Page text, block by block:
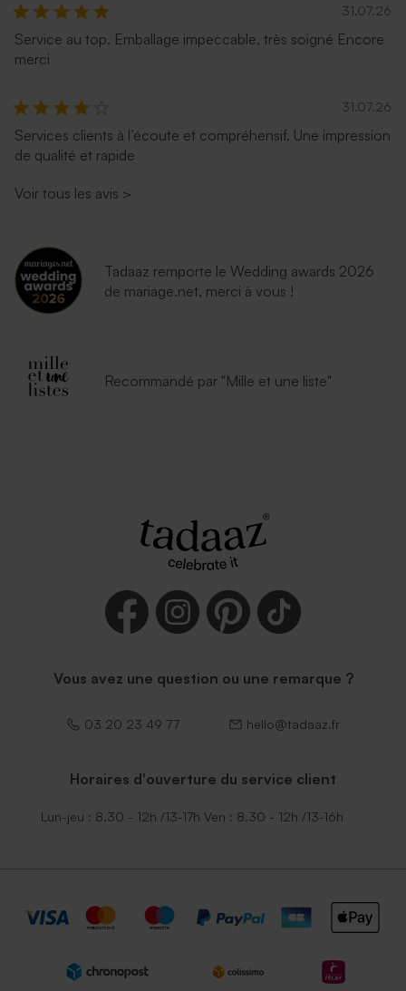
31.07.26
Service au top. Emballage impeccable, très soigné Encore
merci
31.07.26
Services clients à l’écoute et compréhensif. Une impression
de qualité et rapide
Voir tous les avis >
Tadaaz remporte le Wedding awards 2026
de mariage.net, merci à vous !
Recommandé par "Mille et une liste"
Vous avez une question ou une remarque ?
03 20 23 49 77 hello@tadaaz.fr
Horaires d'ouverture du service client
Lun-jeu : 8.30 - 12h /13-17h Ven : 8.30 - 12h /13-16h